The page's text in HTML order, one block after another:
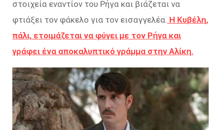
στοιχεία εναντίον του Ρήγα και βιάζεται να
φτιάξει τον φάκελο για τον εισαγγελέα. Η Κυβέλη,
πάλι, ετοιμάζεται να φύγει με τον Ρήγα και
γράφει ένα αποκαλυπτικό γράμμα στην Αλίκη.